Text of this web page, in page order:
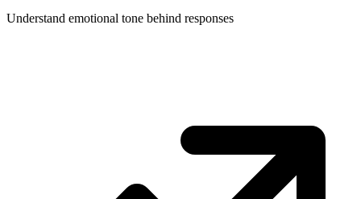
Understand emotional tone behind responses